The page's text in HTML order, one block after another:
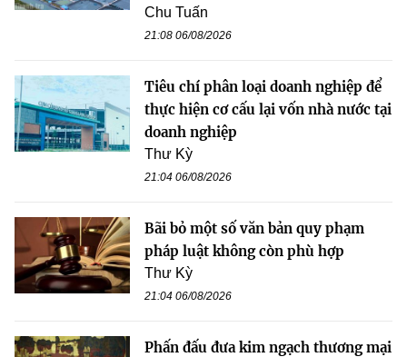
Chu Tuấn
21:08 06/08/2026
Tiêu chí phân loại doanh nghiệp để
thực hiện cơ cấu lại vốn nhà nước tại
doanh nghiệp
Thư Kỳ
21:04 06/08/2026
Bãi bỏ một số văn bản quy phạm
pháp luật không còn phù hợp
Thư Kỳ
21:04 06/08/2026
Phấn đấu đưa kim ngạch thương mại